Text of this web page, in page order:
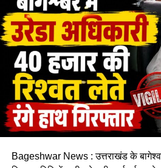
Bageshwar News : उत्तराखंड के